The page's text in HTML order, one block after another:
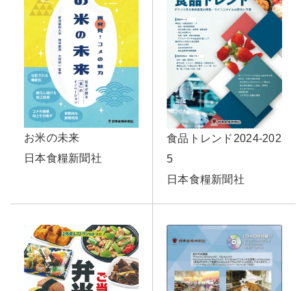
お米の未来
日本食糧新聞社
食品トレンド2024-202
5
日本食糧新聞社